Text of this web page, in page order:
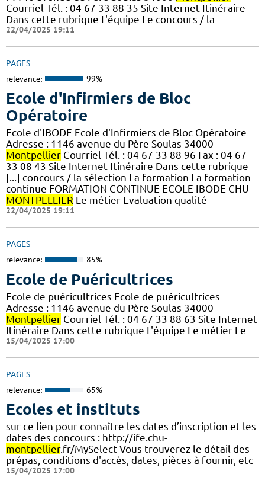
Courriel Tél. : 04 67 33 88 35 Site Internet Itinéraire
Dans cette rubrique L'équipe Le concours / la
22/04/2025 19:11
PAGES
relevance: 99%
Ecole d'Infirmiers de Bloc
Opératoire
Ecole d'IBODE Ecole d'Infirmiers de Bloc Opératoire
Adresse : 1146 avenue du Père Soulas 34000
Montpellier Courriel Tél. : 04 67 33 88 96 Fax : 04 67
33 08 43 Site Internet Itinéraire Dans cette rubrique
[...] concours / la sélection La formation La formation
continue FORMATION CONTINUE ECOLE IBODE CHU
MONTPELLIER Le métier Evaluation qualité
22/04/2025 19:11
PAGES
relevance: 85%
Ecole de Puéricultrices
Ecole de puéricultrices Ecole de puéricultrices
Adresse : 1146 avenue du Père Soulas 34000
Montpellier Courriel Tél. : 04 67 33 88 63 Site Internet
Itinéraire Dans cette rubrique L'équipe Le métier Le
15/04/2025 17:00
PAGES
relevance: 65%
Ecoles et instituts
sur ce lien pour connaître les dates d’inscription et les
dates des concours : http://ife.chu-
montpellier.fr/MySelect Vous trouverez le détail des
prépas, conditions d'accès, dates, pièces à fournir, etc
15/04/2025 17:00